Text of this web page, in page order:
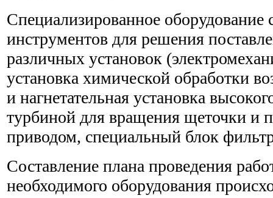
Специализированное оборудование
инструментов для решения
различных установок
установка химической обработки
и нагнетательная установка
турбиной для вращения щеточки и
приводом, специальный блок
Составление плана проведения
необходимого оборудования